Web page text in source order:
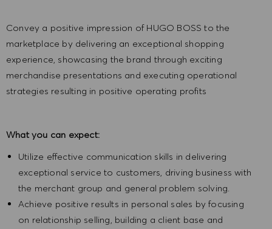
Convey a positive impression of HUGO BOSS to the
marketplace by delivering an exceptional shopping
experience, showcasing the brand through exciting
merchandise presentations and executing operational
strategies resulting in positive operating profits
What you can expect:
Utilize effective communication skills in delivering
exceptional service to customers, driving business with
the merchant group and general problem solving.
Achieve positive results in personal sales by focusing
on relationship selling, building a client base and